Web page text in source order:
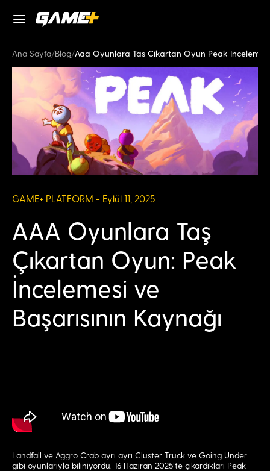
Ana Sayfa/Blog/Aaa Oyunlara Tas Cikartan Oyun Peak Inceleme
GAME+ PLATFORM - Eylül 11, 2025
AAA Oyunlara Taş
Çıkartan Oyun: Peak
İncelemesi ve
Başarısının Kaynağı
Landfall ve Aggro Crab ayrı ayrı Cluster Truck ve Going Under
gibi oyunlarıyla biliniyordu. 16 Haziran 2025’te çıkardıkları Peak